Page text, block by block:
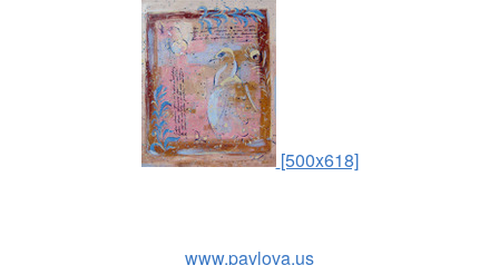
[500x618]
www.pavlova.us